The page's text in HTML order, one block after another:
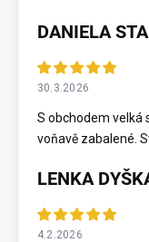
DANIELA
30.3.2026
S obchodem velká
voňavě zabalené.
LENKA
4.2.2026